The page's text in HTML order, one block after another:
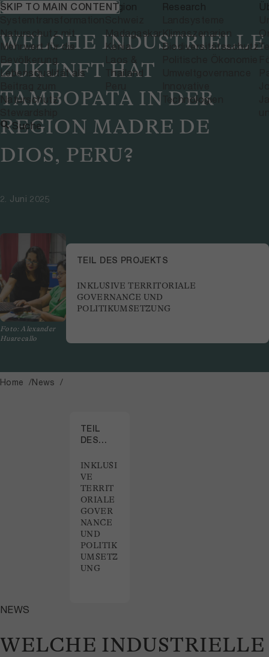
SKIP TO MAIN CONTENT
Themen
Naturschutz mit
Mehrwert für die
Lebensqualität als
Naturschutz
Region
Madagaskar
Kenia
Thailand
Research
Klimaszenarien
Biodiversitätsschutz
Technologien
Suche
WELCHE INDUSTRIELLE
ZUKUNFT HAT
TAMBOPATA IN DER
REGION MADRE DE
DIOS, PERU?
NEWS
2. Juni 2025
Foto: Alexander
Huarecallo
TEIL DES PROJEKTS
INKLUSIVE TERRITORIALE
GOVERNANCE UND
POLITIKUMSETZUNG
Home News
WELCHE INDUSTRIELLE
NEWS
TEIL
DES
INKLUSI
VE
TERRIT
ORIALE
GOVER
NANCE
UND
POLITIK
UMSETZ
UNG